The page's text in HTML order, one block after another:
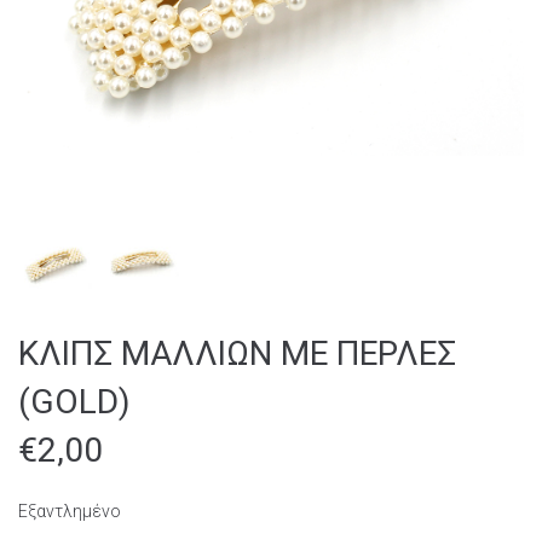
ΚΛΙΠΣ ΜΑΛΛΙΩΝ ΜΕ ΠΕΡΛΕΣ
(GOLD)
€2,00
Εξαντλημένο